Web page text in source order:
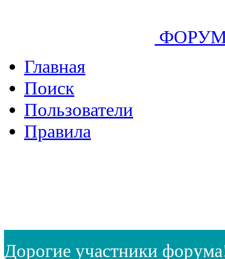
Главная
Поиск
Пользователи
Правила
Дорогие участники